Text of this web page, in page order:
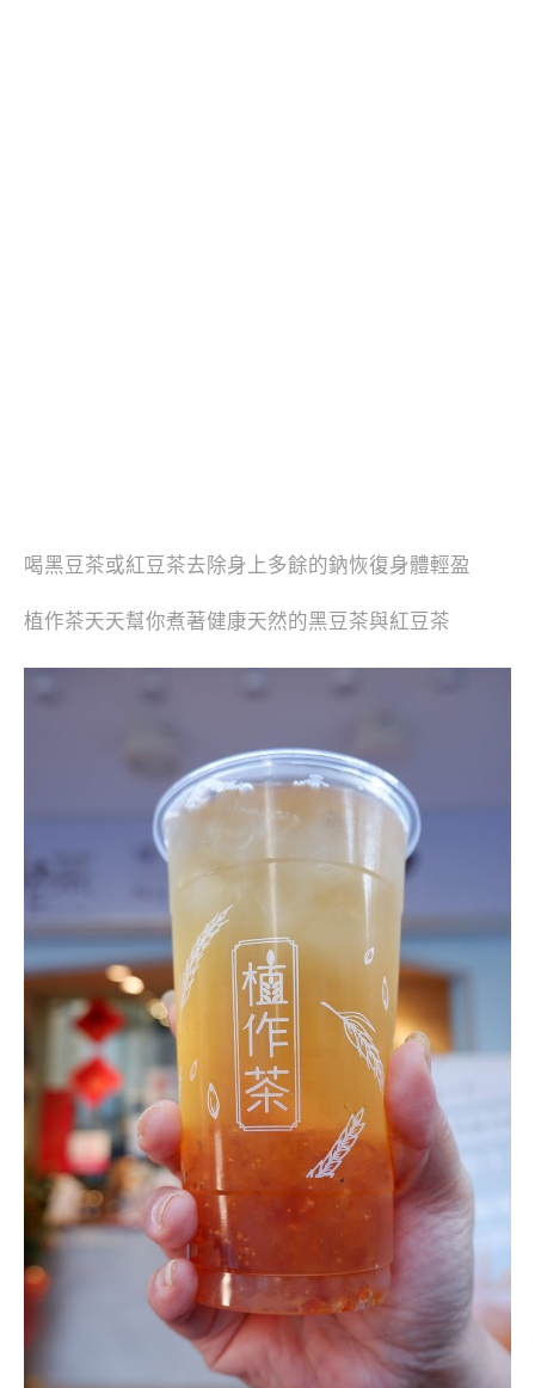
喝黑豆茶或紅豆茶去除身上多餘的鈉恢復身體輕盈
植作茶天天幫你煮著健康天然的黑豆茶與紅豆茶